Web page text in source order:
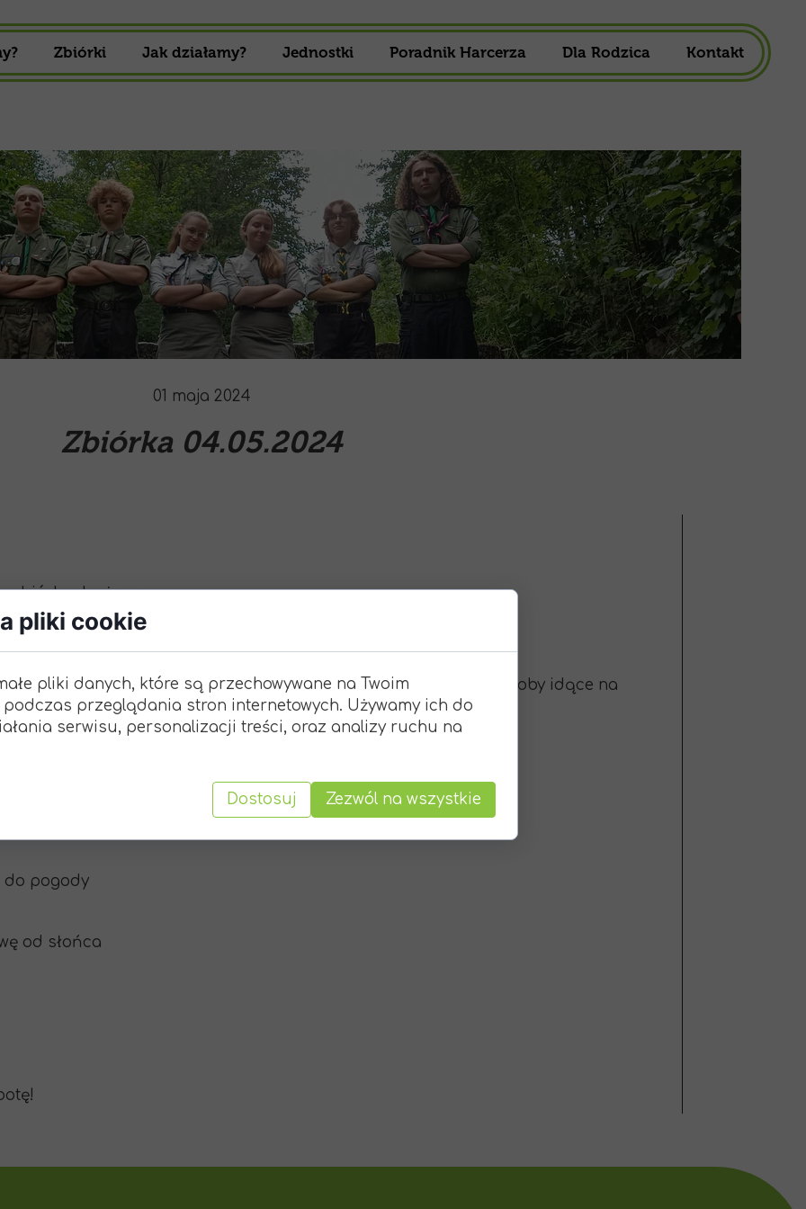
Zbiórki
Zbiórki 16 Drużyny Starszoharcerskiej
Jak działamy? Jednostki
Drużyna Harcerska
Drużyna Starszoharcerska
Poradnik Harcerza Dla Rodzica
Składka Członkowska
Mundur Harcerski
Do Pobrania
Kontakt
01 maja 2024
Zbiórka 04.05.2024
zbiórka drużyny
- Brak zbiórki
na krótkiej wędrówce. Z przyczyn organizacyjnych proszę, aby osoby idące na
formularzu.
forms.office.com/e/5DaTc0PRru
LOKALNYM
ogrodach
do pogody
od słońca
pliki cookie
pliki danych, które są przechowywane na Twoim
przeglądania stron internetowych. Używamy ich do
serwisu, personalizacji treści, oraz analizy ruchu na
Dostosuj Zezwól na wszystkie